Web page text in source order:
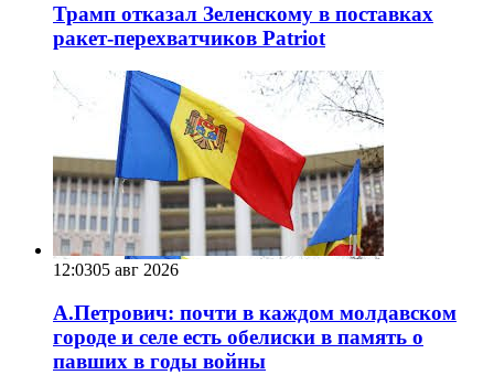
Трамп отказал Зеленскому в поставках
ракет-перехватчиков Patriot
12:0305 авг 2026
А.Петрович: почти в каждом молдавском
городе и селе есть обелиски в память о
павших в годы войны